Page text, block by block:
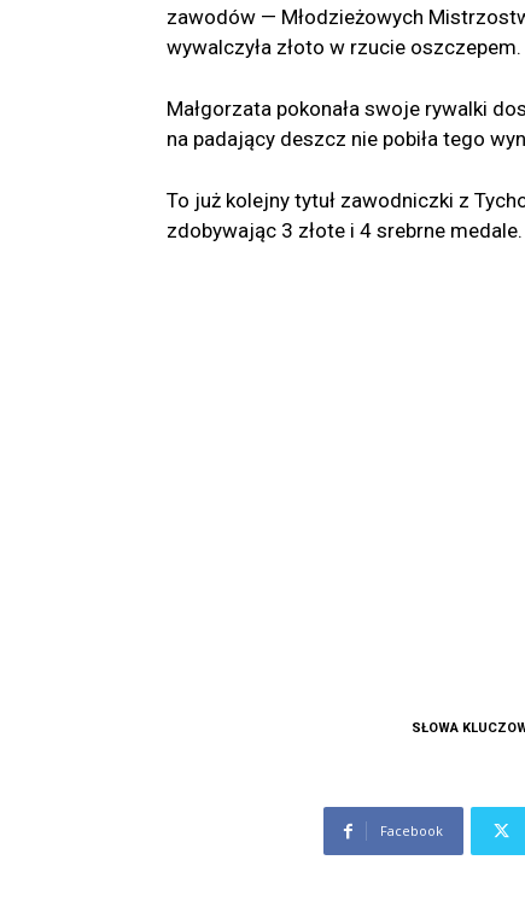
zawodów — Młodzieżowych
wywalczyła złoto w rzucie oszczepem.
Małgorzata pokonała swoje rywalki
na padający deszcz nie pobiła tego
To już kolejny tytuł zawodniczki z
zdobywając 3 złote i 4 srebrne medale.
SŁOWA
Facebook